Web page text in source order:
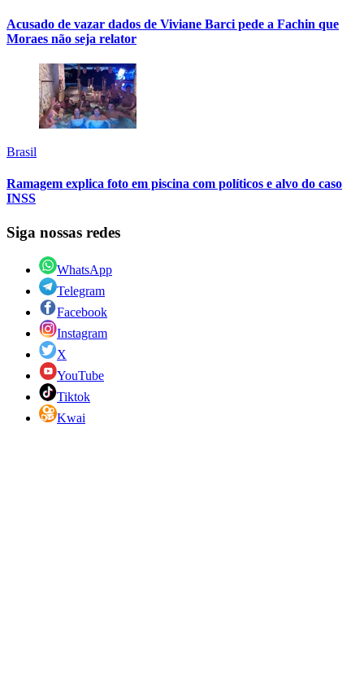
Acusado de vazar dados de Viviane Barci pede a Fachin que
Moraes não seja relator
Brasil
Ramagem explica foto em piscina com políticos e alvo do caso
INSS
Siga nossas redes
WhatsApp
Telegram
Facebook
Instagram
X
YouTube
Tiktok
Kwai